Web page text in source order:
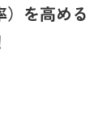
を高める